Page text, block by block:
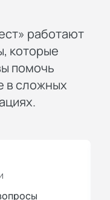
работают
которые
помочь
в сложных